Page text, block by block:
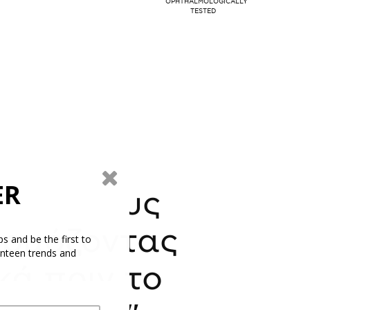
TESTED
πριν το
and be the first to
trends and